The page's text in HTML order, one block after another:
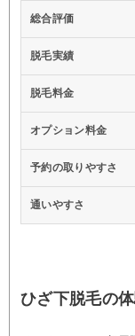
総合評価
脱毛実績
脱毛料金
オプション料金
予約の取りやすさ
通いやすさ
ひざ下脱毛の